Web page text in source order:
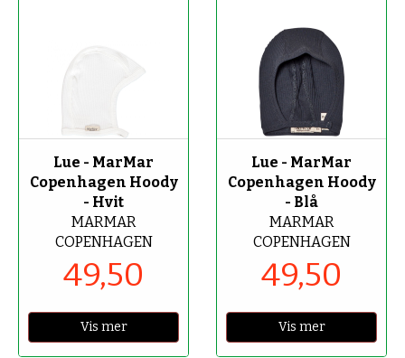
-50%
Lue - MarMar
Copenhagen Hoody
- Hvit
MARMAR
COPENHAGEN
49,50
Vis mer
-50%
Lue - MarMar
Copenhagen Hoody
- Blå
MARMAR
COPENHAGEN
49,50
Vis mer